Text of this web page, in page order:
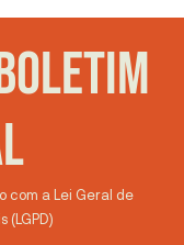
com a Lei Geral de
(LGPD)